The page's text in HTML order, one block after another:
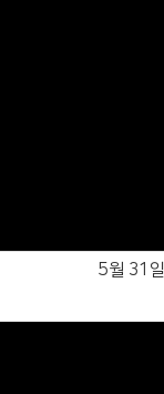
5월 31일